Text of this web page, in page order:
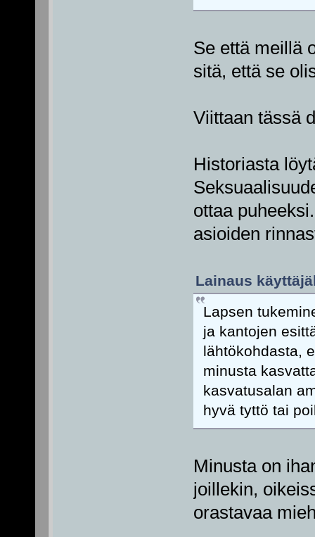
Se että meillä
sitä, että se
Viittaan tässä
Historiasta
ottaa
asioiden
Lainaus
Lapsen
ja kantojen
lähtökohdasta,
minusta
kasvatusalan
hyvä tyttö tai
Minusta on
joillekin,
orastavaa